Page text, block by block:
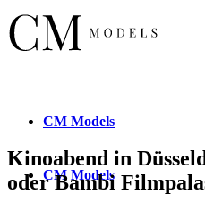
CM Models
CMModels
Kinoabend in
oder Bambi